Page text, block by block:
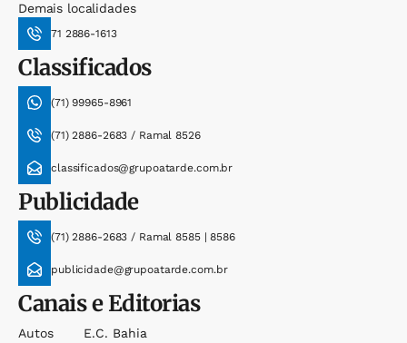
Demais localidades
71 2886-1613
Classificados
(71) 99965-8961
(71) 2886-2683 / Ramal 8526
classificados@grupoatarde.com.br
Publicidade
(71) 2886-2683 / Ramal 8585 | 8586
publicidade@grupoatarde.com.br
Canais e Editorias
Autos
E.c. Bahia